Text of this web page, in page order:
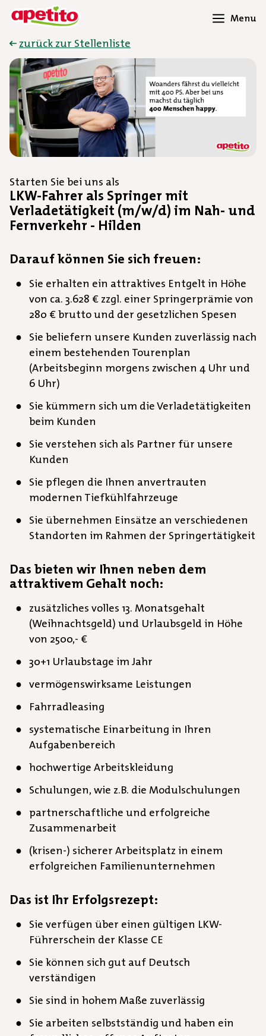
Menu
zurück zur Stellenliste
Starten Sie bei uns als
LKW-Fahrer als Springer mit
Verladetätigkeit (m/w/d) im Nah- und
Fernverkehr - Hilden
Darauf können Sie sich freuen:
Sie erhalten ein attraktives Entgelt in Höhe
von ca. 3.628 € zzgl. einer Springerprämie von
280 € brutto und der gesetzlichen Spesen
Sie beliefern unsere Kunden zuverlässig nach
einem bestehenden Tourenplan
(Arbeitsbeginn morgens zwischen 4 Uhr und
6 Uhr)
Sie kümmern sich um die Verladetätigkeiten
beim Kunden
Sie verstehen sich als Partner für unsere
Kunden
Sie pflegen die Ihnen anvertrauten
modernen Tiefkühlfahrzeuge
Sie übernehmen Einsätze an verschiedenen
Standorten im Rahmen der Springertätigkeit
Das bieten wir Ihnen neben dem
attraktivem Gehalt noch:
zusätzliches volles 13. Monatsgehalt
(Weihnachtsgeld) und Urlaubsgeld in Höhe
von 2500,- €
30+1 Urlaubstage im Jahr
vermögenswirksame Leistungen
Fahrradleasing
systematische Einarbeitung in Ihren
Aufgabenbereich
hochwertige Arbeitskleidung
Schulungen, wie z.B. die Modulschulungen
partnerschaftliche und erfolgreiche
Zusammenarbeit
(krisen-) sicherer Arbeitsplatz in einem
erfolgreichen Familienunternehmen
Das ist Ihr Erfolgsrezept:
Sie verfügen über einen gültigen LKW-
Führerschein der Klasse CE​
Sie können sich gut auf Deutsch
verständigen
Sie sind in hohem Maße zuverlässig
Sie arbeiten selbstständig und haben ein